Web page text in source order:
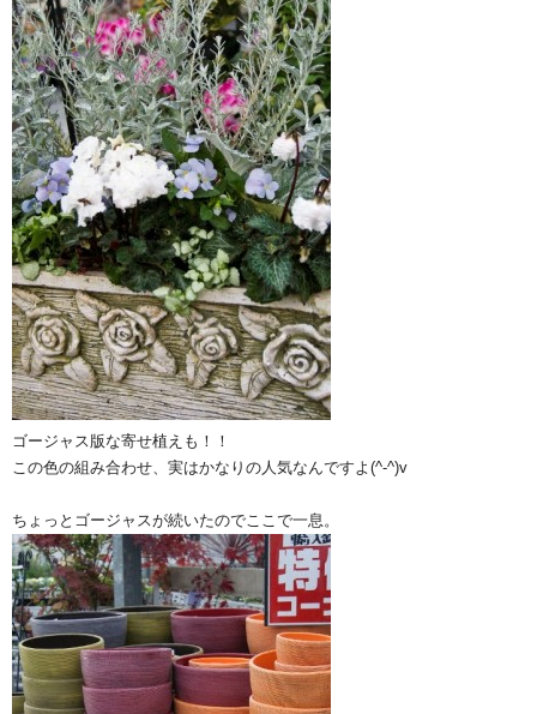
ゴージャス版な寄せ植えも！！
この色の組み合わせ、実はかなりの人気なんですよ(^-^)v
ちょっとゴージャスが続いたのでここで一息。